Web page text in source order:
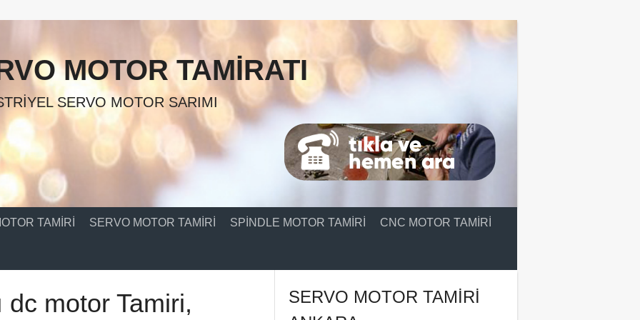
MOTOR TAMIRATI
SERVO MOTOR SARIMI
TAMIRI SERVO MOTOR TAMIRI SPINDLE MOTOR TAMIRI CNC MOTOR TAMIRI
dc motor Tamiri,
SERVO MOTOR TAMIRI